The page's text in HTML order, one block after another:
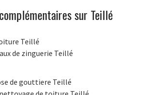
sur Teillé
Teillé
de zinguerie Teillé
de gouttiere Teillé